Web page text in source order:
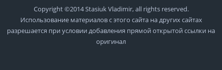
Copyright ©2014 Stasiuk Vladimir, all rights reserved.
Использование материалов с этого сайта на других сайтах
разрешается при условии добавления прямой открытой ссылки на
оригинал